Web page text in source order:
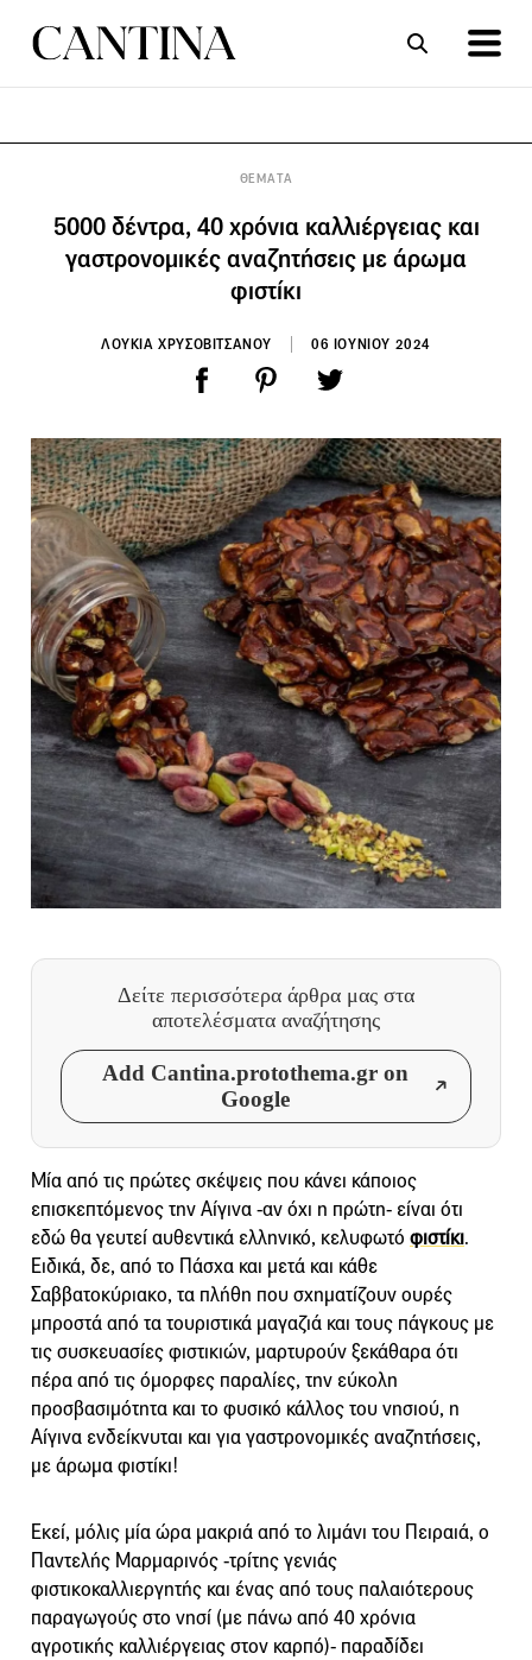
ΘΕΜΑΤΑ
5000 δέντρα, 40 χρόνια καλλιέργειας και
γαστρονομικές αναζητήσεις με άρωμα
φιστίκι
ΛΟΥΚΙΑ ΧΡΥΣΟΒΙΤΣΑΝΟΥ 06 ΙΟΥΝΙΟΥ 2024
Δείτε περισσότερα άρθρα μας στα
αποτελέσματα αναζήτησης
Add Cantina.protothema.gr on
Google
Μία από τις πρώτες σκέψεις που κάνει κάποιος
επισκεπτόμενος την Αίγινα -αν όχι η πρώτη- είναι ότι
εδώ θα γευτεί αυθεντικά ελληνικό, κελυφωτό φιστίκι.
Ειδικά, δε, από το Πάσχα και μετά και κάθε
Σαββατοκύριακο, τα πλήθη που σχηματίζουν ουρές
μπροστά από τα τουριστικά μαγαζιά και τους πάγκους με
τις συσκευασίες φιστικιών, μαρτυρούν ξεκάθαρα ότι
πέρα από τις όμορφες παραλίες, την εύκολη
προσβασιμότητα και το φυσικό κάλλος του νησιού, η
Αίγινα ενδείκνυται και για γαστρονομικές αναζητήσεις,
με άρωμα φιστίκι!
Εκεί, μόλις μία ώρα μακριά από το λιμάνι του Πειραιά, ο
Παντελής Μαρμαρινός -τρίτης γενιάς
φιστικοκαλλιεργητής και ένας από τους παλαιότερους
παραγωγούς στο νησί (με πάνω από 40 χρόνια
αγροτικής καλλιέργειας στον καρπό)- παραδίδει